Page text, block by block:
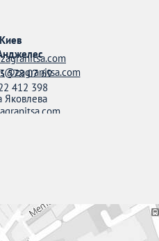
Киев
578 07 69
Яковлева
412 398